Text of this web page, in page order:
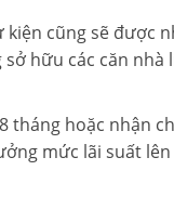
cũng sẽ được
hữu các căn
tháng hoặc nhận
mức lãi suất